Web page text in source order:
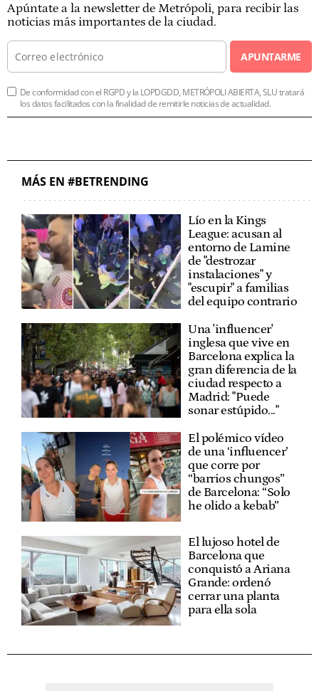
Apúntate a la newsletter de Metrópoli, para recibir las
noticias más importantes de la ciudad.
APUNTARME
De conformidad con el RGPD y la LOPDGDD, METRÓPOLI ABIERTA, SLU tratará
los datos facilitados con la finalidad de remitirle noticias de actualidad.
MÁS EN #BETRENDING
Lío en la Kings
League: acusan al
entorno de Lamine
de "destrozar
instalaciones" y
"escupir" a familias
del equipo contrario
Una 'influencer'
inglesa que vive en
Barcelona explica la
gran diferencia de la
ciudad respecto a
Madrid: "Puede
sonar estúpido..."
El polémico vídeo
de una ‘influencer’
que corre por
“barrios chungos”
de Barcelona: “Solo
he olido a kebab”
El lujoso hotel de
Barcelona que
conquistó a Ariana
Grande: ordenó
cerrar una planta
para ella sola